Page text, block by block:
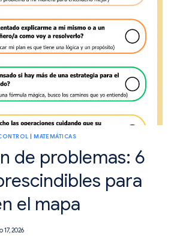
MATEMÁTICAS
de problemas: 6
para
el mapa
17, 2026